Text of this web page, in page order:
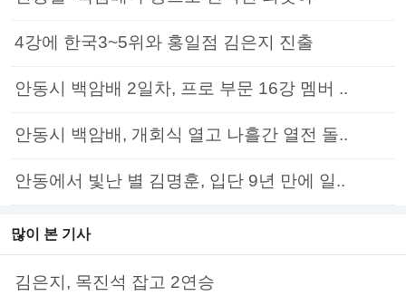
4강에 한국3~5위와 홍일점 김은지 진출
안동시 백암배 2일차, 프로 부문 16강 멤버 ..
안동시 백암배, 개회식 열고 나흘간 열전 돌..
안동에서 빛난 별 김명훈, 입단 9년 만에 일..
많이 본 기사
김은지, 목진석 잡고 2연승